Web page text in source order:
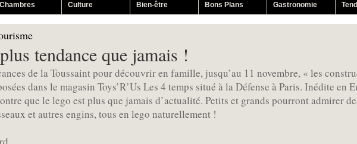
Chambres Culture Bien-être Bons Plans Gastronomie
tendance que jamais !
de la Toussaint pour découvrir en famille, jusqu’au 11 novembre, « les
dans le magasin Toys’R’Us Les 4 temps situé à la Défense à Paris. Inédite en
que le lego est plus que jamais d’actualité. Petits et grands pourront admirer
et autres engins, tous en lego naturellement !